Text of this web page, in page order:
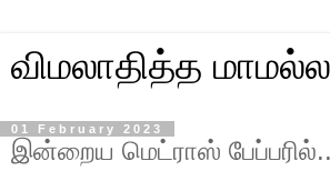
விமலாதித்த
01 February 2023
இன்றைய மெட்ராஸ்